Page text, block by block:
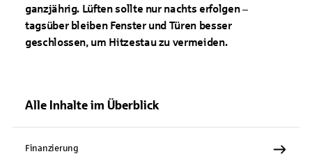
ganzjährig. Lüften sollte nur nachts erfolgen –
tagsüber bleiben Fenster und Türen besser
geschlossen, um Hitzestau zu vermeiden.
Alle Inhalte im Überblick
Finanzierung